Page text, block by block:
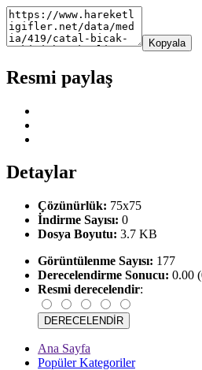
Kopyala
Resmi paylaş
Detaylar
Çözünürlük: 75x75
İndirme Sayısı: 0
Dosya Boyutu: 3.7 KB
Görüntülenme Sayısı: 177
Derecelendirme Sonucu: 0.00
Resmi derecelendir:
Ana Sayfa
Popüler Kategoriler